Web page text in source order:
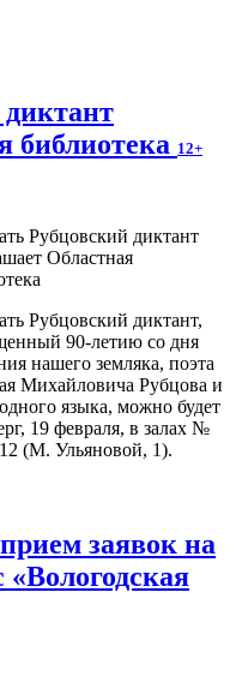
библиотека 12+
Рубцовский диктант
Областная
Рубцовский диктант,
90-летию со дня
нашего земляка, поэта
Михайловича Рубцова и
языка, можно будет
19 февраля, в залах №
(М. Ульяновой, 1).
заявок на